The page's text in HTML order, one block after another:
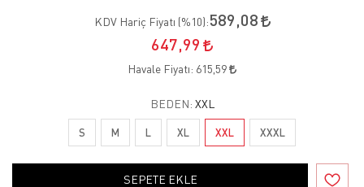
KDV Hariç Fiyatı (%10):589,08
647,99
Havale Fiyatı: 615,59
BEDEN: XXL
S M L XL XXL XXXL
SEPETE EKLE